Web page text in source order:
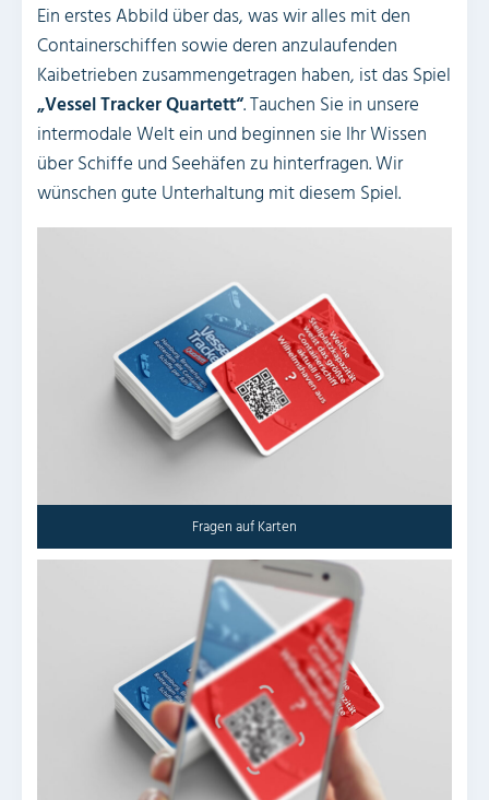
Ein erstes Abbild über das, was wir alles mit den
Containerschiffen sowie deren anzulaufenden
Kaibetrieben zusammengetragen haben, ist das Spiel
„Vessel Tracker Quartett“. Tauchen Sie in unsere
intermodale Welt ein und beginnen sie Ihr Wissen
über Schiffe und Seehäfen zu hinterfragen. Wir
wünschen gute Unterhaltung mit diesem Spiel.
Fragen auf Karten